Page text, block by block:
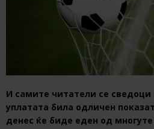
И самите читатели се сведоци
уплатата била одличен
денес ќе биде еден од